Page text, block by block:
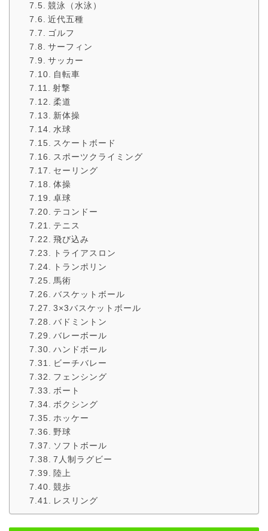
競泳（水泳）
近代五種
ゴルフ
サーフィン
サッカー
自転車
射撃
柔道
新体操
水球
スケートボード
スポーツクライミング
セーリング
体操
卓球
テコンドー
テニス
飛び込み
トライアスロン
トランポリン
馬術
バスケットボール
3×3バスケットボール
バドミントン
バレーボール
ハンドボール
ビーチバレー
フェンシング
ボート
ボクシング
ホッケー
野球
ソフトボール
7人制ラグビー
陸上
競歩
レスリング